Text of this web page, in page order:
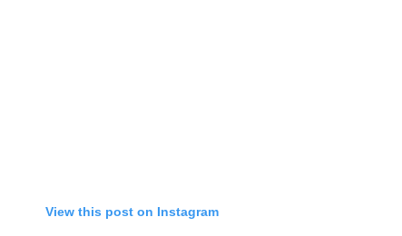
View this post on Instagram